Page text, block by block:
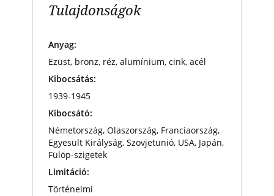
Tulajdonságok
Anyag:
Ezüst, bronz, réz, alumínium, cink, acél
Kibocsátás:
1939-1945
Kibocsátó:
Németország, Olaszország, Franciaország,
Egyesült Királyság, Szovjetunió, USA, Japán,
Fülöp-szigetek
Limitáció:
Történelmi